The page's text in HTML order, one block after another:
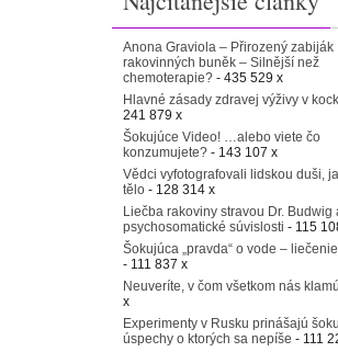
Anona Graviola – Přirozený zabiják
rakovinných buněk – Silnější než
chemoterapie? - 435 529 x
Hlavné zásady zdravej výživy v
241 879 x
Šokujúce Video! …alebo viete čo
konzumujete? - 143 107 x
Vědci vyfotografovali lidskou duši,
tělo - 128 314 x
Liečba rakoviny stravou Dr. Budwig
psychosomatické súvislosti - 115
Šokujúca „pravda“ o vode –
- 111 837 x
Neuveríte, v čom všetkom nás klamú
x
Experimenty v Rusku prinášajú
úspechy o ktorých sa nepíše - 111